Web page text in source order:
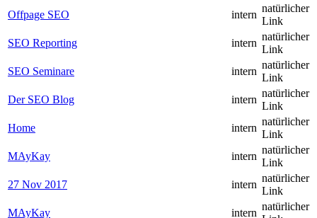
Offpage SEO
intern
natürlicher
Link
SEO Reporting
intern
natürlicher
Link
SEO Seminare
intern
natürlicher
Link
Der SEO Blog
intern
natürlicher
Link
Home
intern
natürlicher
Link
MAyKay
intern
natürlicher
Link
27 Nov 2017
intern
natürlicher
Link
MAyKay
intern
natürlicher